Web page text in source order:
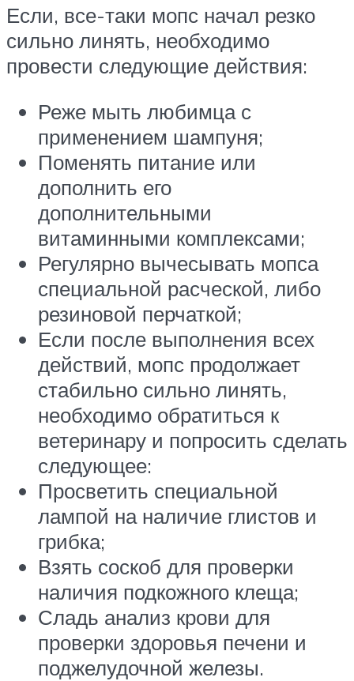
Если, все-таки мопс начал резко
сильно линять, необходимо
провести следующие действия:
Реже мыть любимца с
применением шампуня;
Поменять питание или
дополнить его
дополнительными
витаминными комплексами;
Регулярно вычесывать мопса
специальной расческой, либо
резиновой перчаткой;
Если после выполнения всех
действий, мопс продолжает
стабильно сильно линять,
необходимо обратиться к
ветеринару и попросить сделать
следующее:
Просветить специальной
лампой на наличие глистов и
грибка;
Взять соскоб для проверки
наличия подкожного клеща;
Сладь анализ крови для
проверки здоровья печени и
поджелудочной железы.